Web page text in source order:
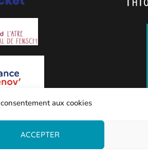
aux cookies
ACCEPTER